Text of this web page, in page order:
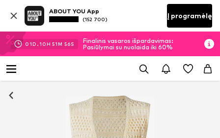
ABOUT YOU App
(152 700) Į programėlę
01D.10H 51M 56S
Finalinis vasaros išpardavimas:
Pasiūlymai su nuolaida iki 60%